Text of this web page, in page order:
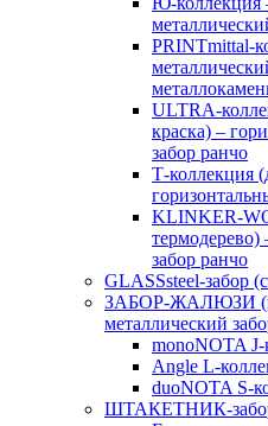
PRINTmittal-
ULTRA-
краска) –
забор ранчо
Т-коллекция
KLINKER-
термодерево)
забор ранчо
GLASSsteel-забор
ЗАБОР-ЖАЛЮЗИ
металлический
monoNOTA J-
Angle L-
duoNOTA S-
ШТАКЕТНИК-забор